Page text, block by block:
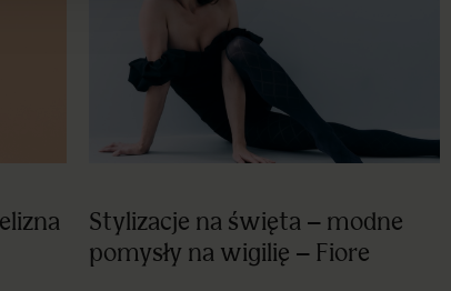
Stylizacje na święta – modne
pomysły na wigilię – Fiore